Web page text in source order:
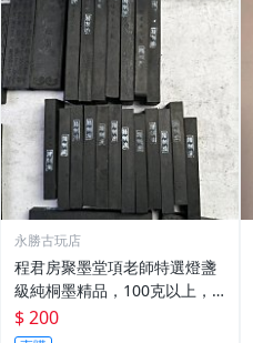
永勝古玩店
程君房聚墨堂項老師特選燈盞
級純桐墨精品，100克以上，
檀香墨質細膩黑亮 藍紫光放 檢
驗嚴選推薦 燈盞級墨 放藍紫光
$ 200